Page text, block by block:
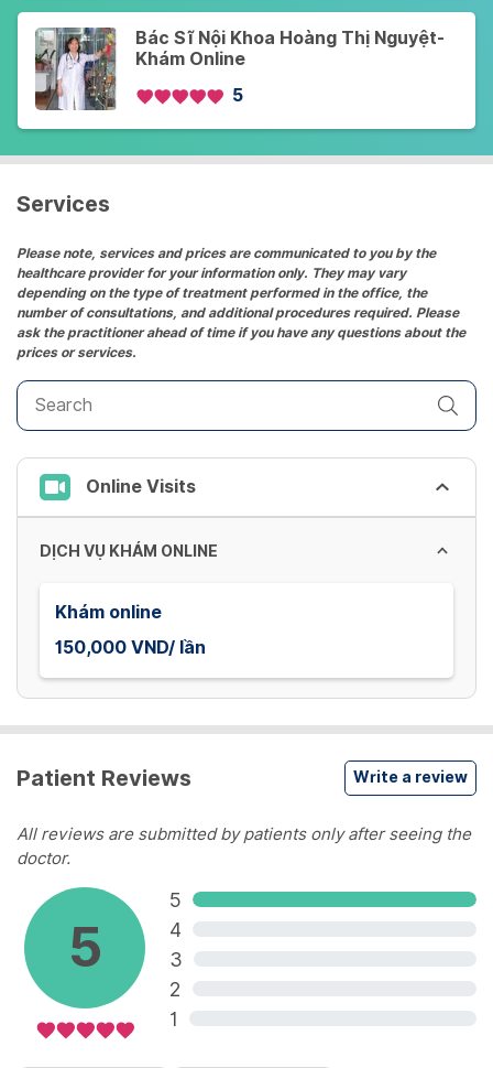
Bác Sĩ Nội Khoa Hoàng Thị Nguyệt-
Khám Online
5
Services
Please note, services and prices are communicated to you by the
healthcare provider for your information only. They may vary
depending on the type of treatment performed in the office, the
number of consultations, and additional procedures required. Please
ask the practitioner ahead of time if you have any questions about the
prices or services.
Online Visits
DỊCH VỤ KHÁM ONLINE
Khám online
150,000 VND/ lần
Patient Reviews Write a review
All reviews are submitted by patients only after seeing the
doctor.
5
5
4
3
2
1